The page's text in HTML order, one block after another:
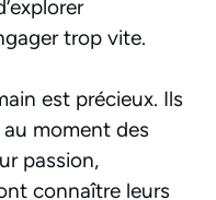
trop vite.
est précieux. Ils
moment des
passion,
connaître leurs